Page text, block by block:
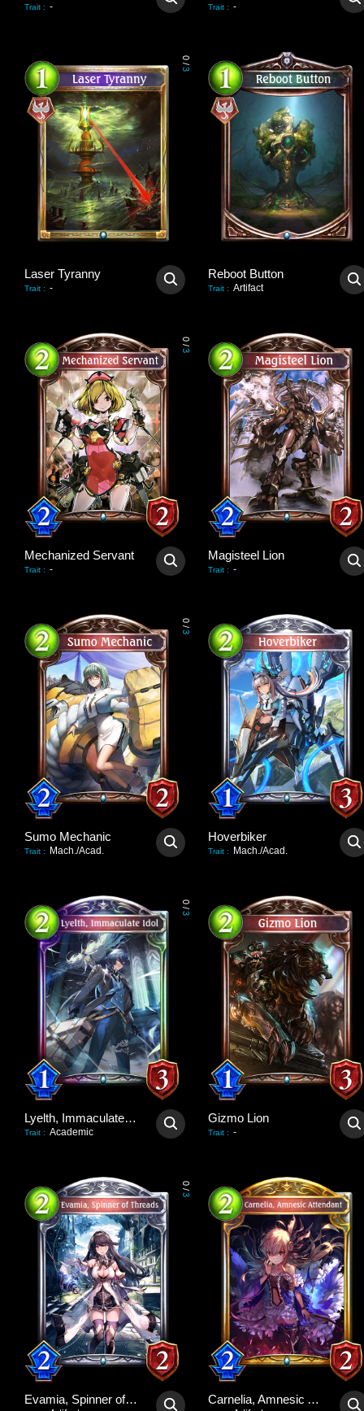
Trait : - Trait : -
0
/
3
Laser Tyranny
Trait : -
Reboot Button
Trait : Artifact
0
/
3
Mechanized Servant
Trait : -
Magisteel Lion
Trait : -
0
/
3
Sumo Mechanic
Trait : Mach./Acad.
Hoverbiker
Trait : Mach./Acad.
0
/
3
Lyelth, Immaculate Idol
Trait : Academic
Gizmo Lion
Trait : -
0
/
3
Evamia, Spinner of Threads Carnelia, Amnesic Attendant